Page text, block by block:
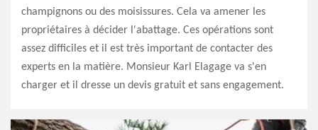
champignons ou des moisissures. Cela va amener les
propriétaires à décider l'abattage. Ces opérations sont
assez difficiles et il est très important de contacter des
experts en la matière. Monsieur Karl Elagage va s'en
charger et il dresse un devis gratuit et sans engagement.